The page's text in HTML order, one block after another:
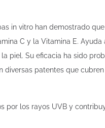
in vitro han demostrado
C y la Vitamina E.
piel. Su eficacia ha sido
diversas patentes que
por los rayos UVB y